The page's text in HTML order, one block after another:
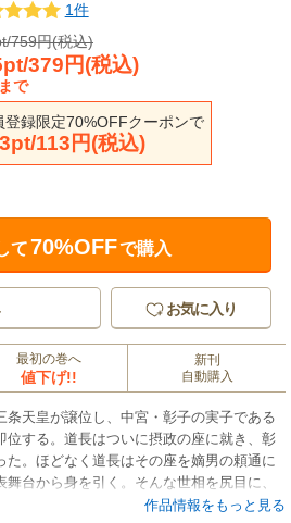
1件
759円(税込)
379円(税込)
で
登録限定70%OFFクーポンで
113円(税込)
て70%OFFで購入
お気に入り
最初の巻へ
値下げ!!
新刊
自動購入
条天皇が譲位し、中宮・彰子の実子である
位する。道長はついに摂政の座に就き、彰
。ほどなく道長はその座を嫡男の頼通に
台から身を引く。そんな世相を尻目に、
子を彰子に出仕させ、『源氏物語』の「宇
作品情報をもっと見る